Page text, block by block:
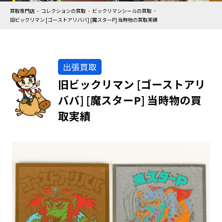
買取専門店 コレクションの買取
ビックリマンシールの買取
旧ビックリマン [ゴーストアリババ] [魔スターP] 当時物の買取実績
出張買取
旧ビックリマン [ゴーストアリ
ババ] [魔スターP] 当時物の買
取実績